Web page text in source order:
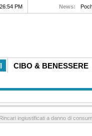
CIBO & BENESSERE
PM News:
ingiustificati a danno di